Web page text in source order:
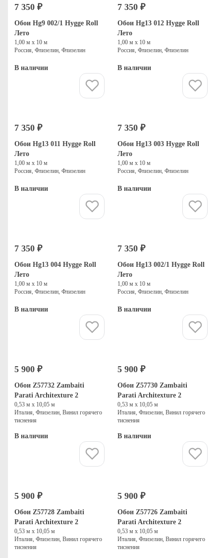
7 350 ₽
Обои Hg9 002/1 Hygge Roll
Лето
1,00 м х 10 м
Россия, Флизелин, Флизелин
В наличии
7 350 ₽
Обои Hg13 012 Hygge Roll
Лето
1,00 м х 10 м
Россия, Флизелин, Флизелин
В наличии
7 350 ₽
Обои Hg13 011 Hygge Roll
Лето
1,00 м х 10 м
Россия, Флизелин, Флизелин
В наличии
7 350 ₽
Обои Hg13 003 Hygge Roll
Лето
1,00 м х 10 м
Россия, Флизелин, Флизелин
В наличии
7 350 ₽
Обои Hg13 004 Hygge Roll
Лето
1,00 м х 10 м
Россия, Флизелин, Флизелин
В наличии
7 350 ₽
Обои Hg13 002/1 Hygge Roll
Лето
1,00 м х 10 м
Россия, Флизелин, Флизелин
В наличии
5 900 ₽
Обои Z57732 Zambaiti
Parati Architexture 2
0,53 м х 10,05 м
Италия, Флизелин, Винил горячего
тиснения
В наличии
5 900 ₽
Обои Z57730 Zambaiti
Parati Architexture 2
0,53 м х 10,05 м
Италия, Флизелин, Винил горячего
тиснения
В наличии
5 900 ₽
Обои Z57728 Zambaiti
Parati Architexture 2
0,53 м х 10,05 м
Италия, Флизелин, Винил горячего
тиснения
5 900 ₽
Обои Z57726 Zambaiti
Parati Architexture 2
0,53 м х 10,05 м
Италия, Флизелин, Винил горячего
тиснения